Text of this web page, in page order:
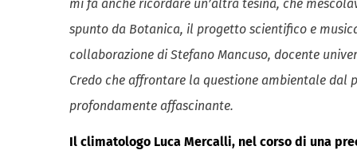
mi fa anche ricordare un’altra tesina, che
spunto da Botanica, il progetto scientifico e
collaborazione di Stefano Mancuso, docente
Credo che affrontare la questione ambientale
profondamente affascinante.
Il climatologo Luca Mercalli, nel corso di una